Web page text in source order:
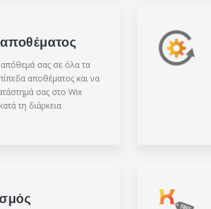
σας σε όλα τα
αποθέματος και να
σας στο Wix
τη διάρκεια